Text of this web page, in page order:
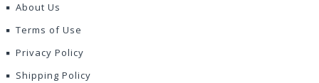
About Us
Terms of Use
Privacy Policy
Shipping Policy